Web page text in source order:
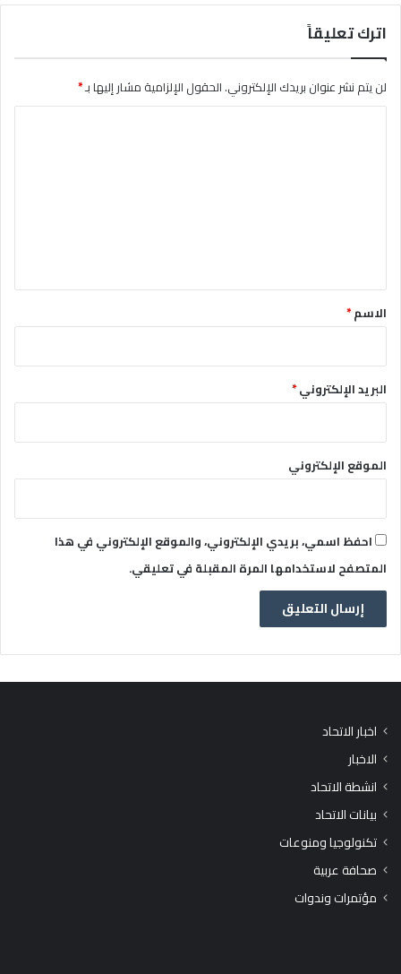
اترك تعليقاً
لن يتم نشر عنوان بريدك الإلكتروني.الحقول الإلزامية مشار إليها بـ*
*الاسم*
البريد الإلكتروني*
الموقع الإلكتروني
احفظ اسمي، بريدي الإلكتروني، والموقع الإلكتروني في هذا
المتصفح لاستخدامها المرة المقبلة في تعليقي.
اخبار الاتحاد
الاخبار
انشطة الاتحاد
بيانات الاتحاد
تكنولوجيا ومنوعات
صحافة عربية
مؤتمرات وندوات